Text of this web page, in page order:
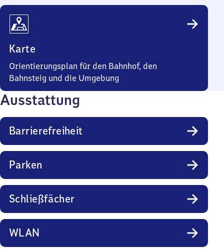
Karte
Orientierungsplan für den Bahnhof, den
Bahnsteig und die Umgebung
Ausstattung
Barrierefreiheit
Parken
Schließfächer
WLAN